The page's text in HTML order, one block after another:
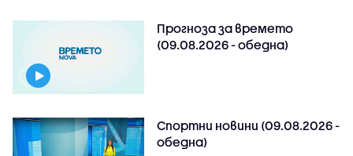
Прогноза за времето
(09.08.2026 - обедна)
Спортни новини (09.08.2026 -
обедна)